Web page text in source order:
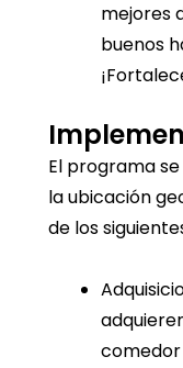
mejores
buenos
El programa
la ubicación
de los